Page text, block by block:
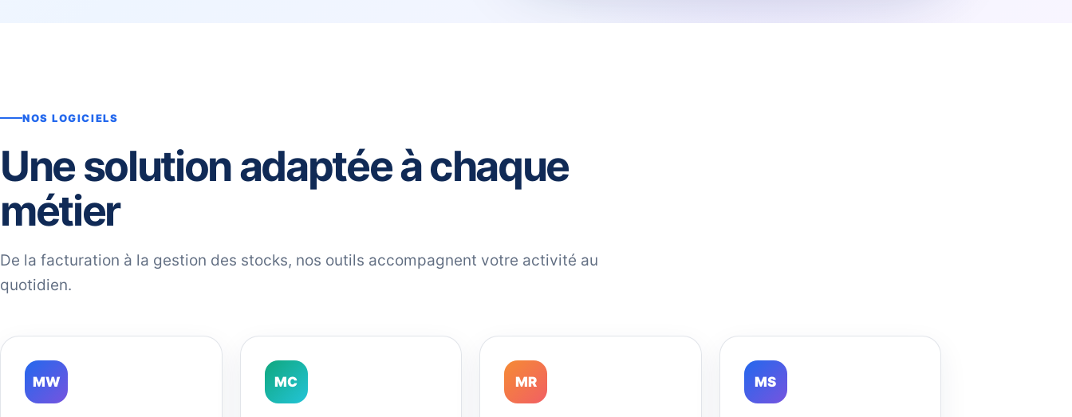
NOS LOGICIELS
Une solution adaptée à chaque
métier
De la facturation à la gestion des stocks, nos outils accompagnent votre activité au
quotidien.
MW MC MR MS